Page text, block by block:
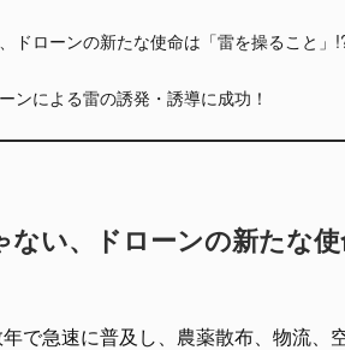
ドローンの新たな使命は「雷を操ること」
ンによる雷の誘発・誘導に成功！
ない、ドローンの新たな
で急速に普及し、農薬散布、物流、